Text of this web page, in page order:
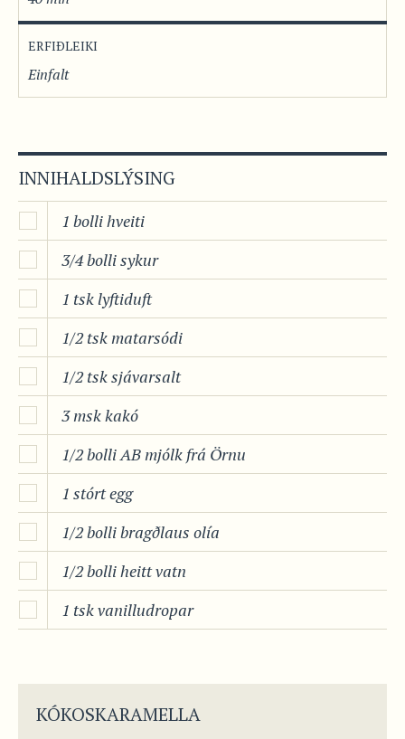
ERFIÐLEIKI
Einfalt
INNIHALDSLÝSING
1 bolli hveiti
3/4 bolli sykur
1 tsk lyftiduft
1/2 tsk matarsódi
1/2 tsk sjávarsalt
3 msk kakó
1/2 bolli AB mjólk frá Örnu
1 stórt egg
1/2 bolli bragðlaus olía
1/2 bolli heitt vatn
1 tsk vanilludropar
KÓKOSKARAMELLA